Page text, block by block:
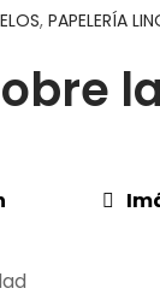
, PAPELERÍA